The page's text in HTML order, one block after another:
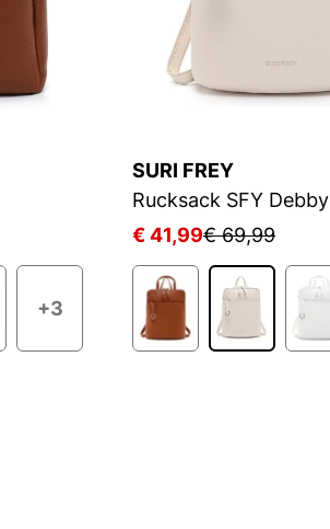
+3
SURI FREY
Rucksack SFY Debby
€ 41,99€ 69,99